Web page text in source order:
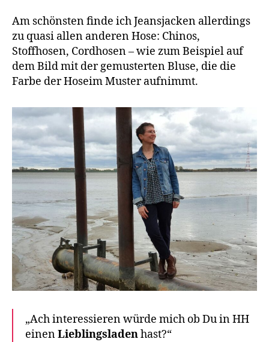
Am schönsten finde ich Jeansjacken allerdings
zu quasi allen anderen Hose: Chinos,
Stoffhosen, Cordhosen – wie zum Beispiel auf
dem Bild mit der gemusterten Bluse, die die
Farbe der Hoseim Muster aufnimmt.
„Ach interessieren würde mich ob Du in HH
einenLieblingsladenhast?“